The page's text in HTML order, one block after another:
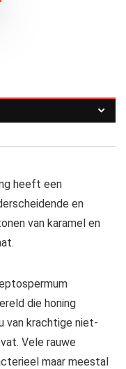
heeft een
en
van karamel en
die honing
van krachtige niet-
Vele rauwe
maar meestal